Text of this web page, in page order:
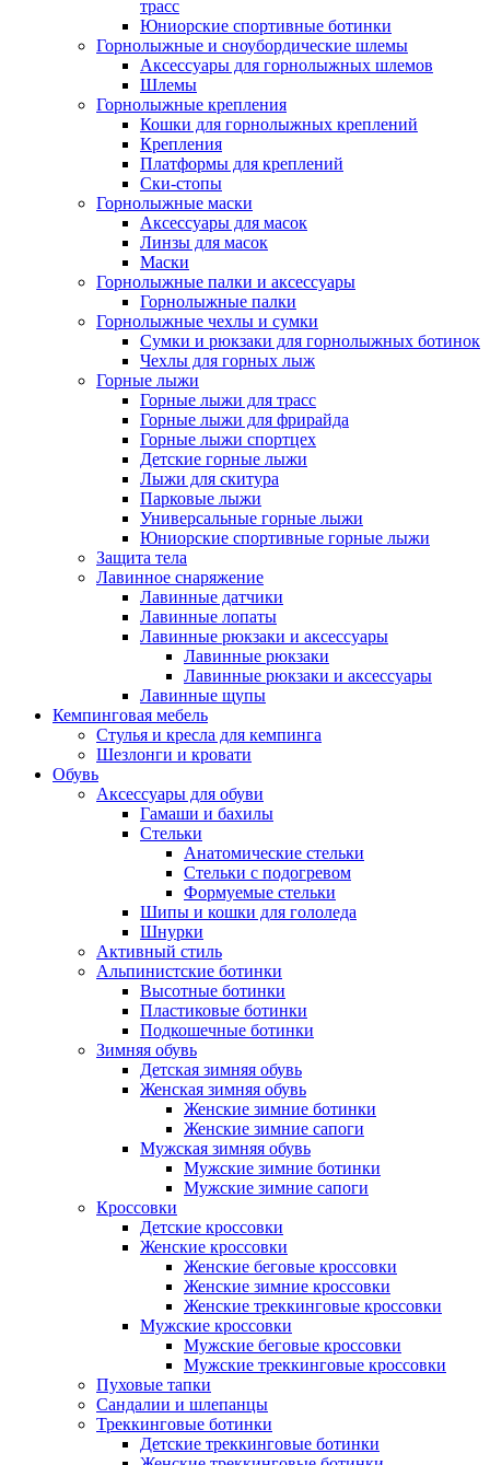
трасс
Юниорские спортивные ботинки
Горнолыжные и сноубордические шлемы
Аксессуары для горнолыжных шлемов
Шлемы
Горнолыжные крепления
Кошки для горнолыжных креплений
Крепления
Платформы для креплений
Ски-стопы
Горнолыжные маски
Аксессуары для масок
Линзы для масок
Маски
Горнолыжные палки и аксессуары
Горнолыжные палки
Горнолыжные чехлы и сумки
Сумки и рюкзаки для горнолыжных ботинок
Чехлы для горных лыж
Горные лыжи
Горные лыжи для трасс
Горные лыжи для фрирайда
Горные лыжи спортцех
Детские горные лыжи
Лыжи для скитура
Парковые лыжи
Универсальные горные лыжи
Юниорские спортивные горные лыжи
Защита тела
Лавинное снаряжение
Лавинные датчики
Лавинные лопаты
Лавинные рюкзаки и аксессуары
Лавинные рюкзаки
Лавинные рюкзаки и аксессуары
Лавинные щупы
Кемпинговая мебель
Стулья и кресла для кемпинга
Шезлонги и кровати
Обувь
Аксессуары для обуви
Гамаши и бахилы
Стельки
Анатомические стельки
Стельки с подогревом
Формуемые стельки
Шипы и кошки для гололеда
Шнурки
Активный стиль
Альпинистские ботинки
Высотные ботинки
Пластиковые ботинки
Подкошечные ботинки
Зимняя обувь
Детская зимняя обувь
Женская зимняя обувь
Женские зимние ботинки
Женские зимние сапоги
Мужская зимняя обувь
Мужские зимние ботинки
Мужские зимние сапоги
Кроссовки
Детские кроссовки
Женские кроссовки
Женские беговые кроссовки
Женские зимние кроссовки
Женские треккинговые кроссовки
Мужские кроссовки
Мужские беговые кроссовки
Мужские треккинговые кроссовки
Пуховые тапки
Сандалии и шлепанцы
Треккинговые ботинки
Детские треккинговые ботинки